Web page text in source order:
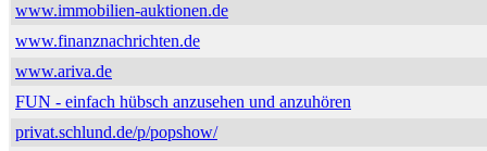
www.immobilien-auktionen.de
www.finanznachrichten.de
www.ariva.de
FUN - einfach hübsch anzusehen und anzuhören
privat.schlund.de/p/popshow/